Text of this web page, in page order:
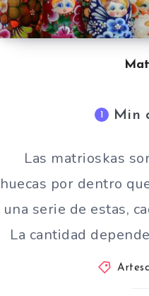
1 Min
Las matrioskas
huecas por dentro
una serie de estas,
La cantidad